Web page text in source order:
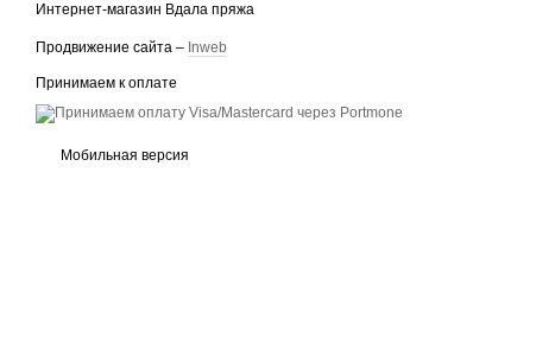
Интернет-магазин Вдала пряжа
Продвижение сайта – Inweb
Принимаем к оплате
Мобильная версия